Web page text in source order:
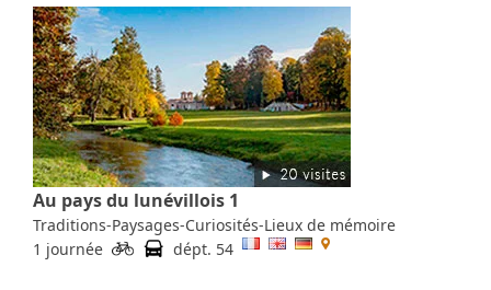
Au pays du lunévillois 1
Traditions-Paysages-Curiosités-Lieux de mémoire
1 journée
dépt. 54